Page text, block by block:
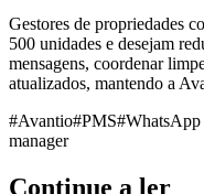
Gestores de propriedades
500 unidades e desejam
mensagens, coordenar
atualizados, mantendo a
#Avantio#PMS#WhatsApp
manager
Continue a ler